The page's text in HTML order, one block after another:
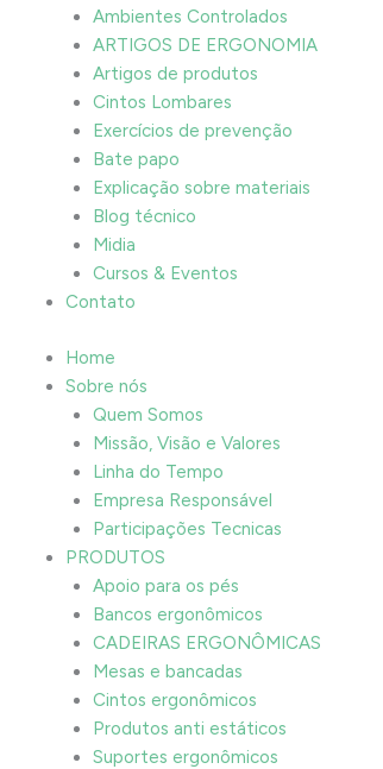
Ambientes Controlados
ARTIGOS DE ERGONOMIA
Artigos de produtos
Cintos Lombares
Exercícios de prevenção
Bate papo
Explicação sobre materiais
Blog técnico
Midia
Cursos & Eventos
Contato
Home
Sobre nós
Quem Somos
Missão, Visão e Valores
Linha do Tempo
Empresa Responsável
Participações Tecnicas
PRODUTOS
Apoio para os pés
Bancos ergonômicos
CADEIRAS ERGONÔMICAS
Mesas e bancadas
Cintos ergonômicos
Produtos anti estáticos
Suportes ergonômicos